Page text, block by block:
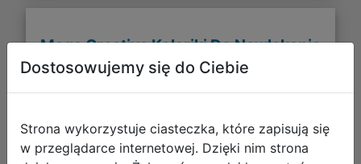
Mega Creative Kolariki Do Nawlekania
+ Torebka 531422
Dostosowujemy się do Ciebie
Strona wykorzystuje ciasteczka, które zapisują się
w przeglądarce internetowej. Dzięki nim strona